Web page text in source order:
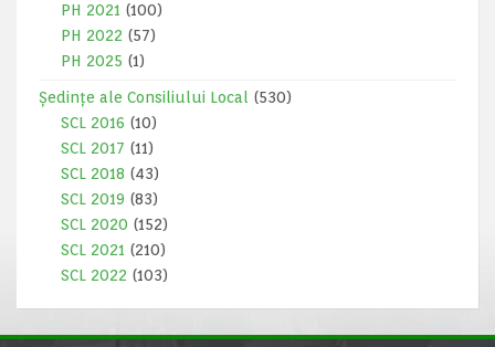
PH 2021 (100)
PH 2022 (57)
PH 2025 (1)
Ședințe ale Consiliului Local
(530)
SCL 2016 (10)
SCL 2017 (11)
SCL 2018 (43)
SCL 2019 (83)
SCL 2020 (152)
SCL 2021 (210)
SCL 2022 (103)